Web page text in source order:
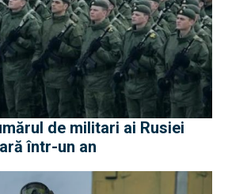
de militari ai Rusiei
într-un an